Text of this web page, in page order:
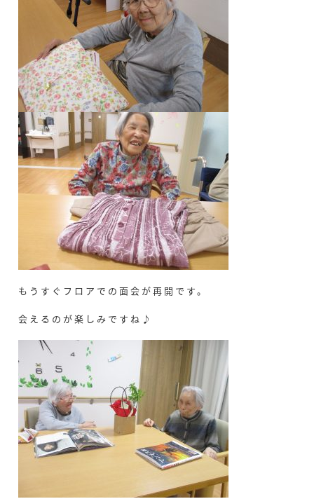
もうすぐフロアでの面会が再開です。
会えるのが楽しみですね♪